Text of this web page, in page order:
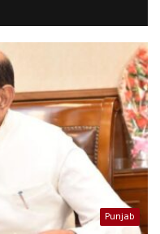
Punjab